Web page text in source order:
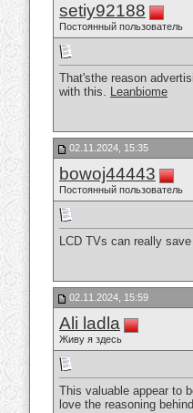
setiy92188
Постоянный пользователь
That'sthe reason
with this. Leanbiome
02.11.2024, 15:35
bowoj44443
Постоянный пользователь
LCD TVs can really
02.11.2024, 15:59
Ali ladla
Живу я здесь
This valuable appear to
love the reasoning